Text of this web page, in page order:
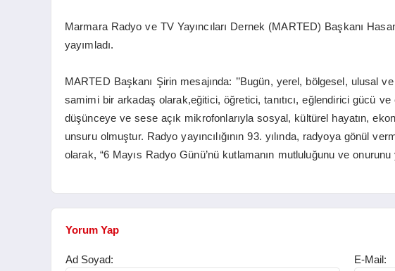
Marmara Radyo ve TV Yayıncıları Dernek (MARTED) Başkanı
yayımladı.
MARTED Başkanı Şirin mesajında: ’’Bugün, yerel, bölgesel, ulusal
samimi bir arkadaş olarak,eğitici, öğretici, tanıtıcı, eğlendirici gücü
düşünceye ve sese açık mikrofonlarıyla sosyal, kültürel hayatın,
unsuru olmuştur. Radyo yayıncılığının 93. yılında, radyoya gönül
olarak, “6 Mayıs Radyo Günü’nü kutlamanın mutluluğunu ve onurunu
Yorum Yap
Ad Soyad: E-Mail: